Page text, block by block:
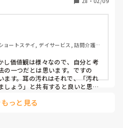
すし（衛生的に消毒なども必要
か？
ョートステイ, デイサービス, 訪問介護,
し価値観は様々なので、自分と考
の一つだとは思います。ですの
ます。耳の汚れはそれで、「汚れ
しょう」と共有すると良いと思い
っと見る